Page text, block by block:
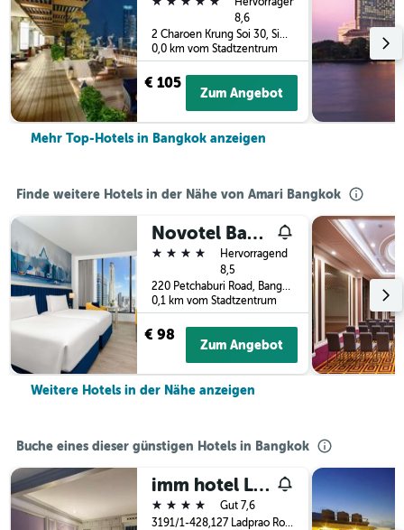
8,6
2 Charoen Krung Soi 30, Siphya, Bangkok, Thailand
0,0 km vom Stadtzentrum
€ 105
Zum Angebot
Mehr Top-Hotels in Bangkok anzeigen
Finde weitere Hotels in der Nähe von Amari Bangkok
Novotel Bangkok Platinum Pratunam
4 Sterne
Hervorragend
8,5
220 Petchaburi Road, Bangkok, Thailand
0,1 km vom Stadtzentrum
€ 98
Zum Angebot
Weitere Hotels in der Nähe anzeigen
Buche eines dieser günstigen Hotels in Bangkok
imm hotel Ladprao Bangkapi Bangkok
4 Sterne
Gut 7,6
3191/1-428,127 Ladprao Road, Klongchan, 3191, Bangkok, Thailand